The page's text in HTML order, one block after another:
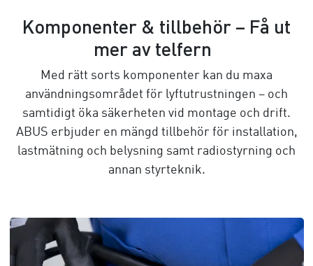
Komponenter & tillbehör – Få ut
mer av telfern
Med rätt sorts komponenter kan du maxa
användningsområdet för lyftutrustningen – och
samtidigt öka säkerheten vid montage och drift.
ABUS erbjuder en mängd tillbehör för installation,
lastmätning och belysning samt radiostyrning och
annan styrteknik.